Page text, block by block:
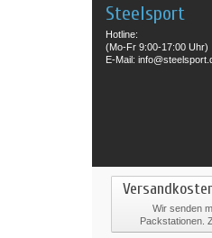
Steelsport
Hotline:
(Mo-Fr 9:00-17:00 Uhr)
E-Mail:
Wir senden
Packstationen.